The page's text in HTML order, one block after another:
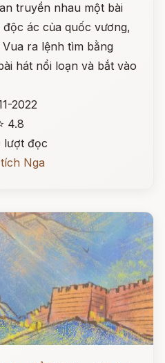
truyền nhau một bài
ác của quốc vương,
ra lệnh tìm bằng
hát nổi loạn và bắt vào
2022
4.8
lượt đọc
Nga